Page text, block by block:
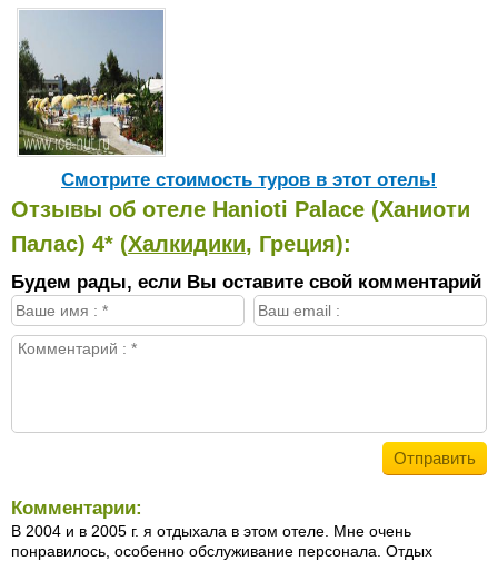
Cмотрите стоимость туров в этот отель!
Отзывы об отеле Hanioti Palace (Ханиоти
Палас) 4* (Халкидики, Греция):
Будем рады, если Вы оставите свой комментарий
Комментарии:
В 2004 и в 2005 г. я отдыхала в этом отеле. Мне очень
понравилось, особенно обслуживание персонала. Отдых